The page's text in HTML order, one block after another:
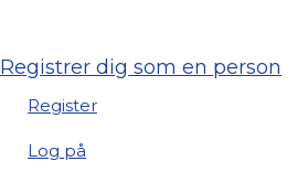
Registrer dig som en person
Register
Log på